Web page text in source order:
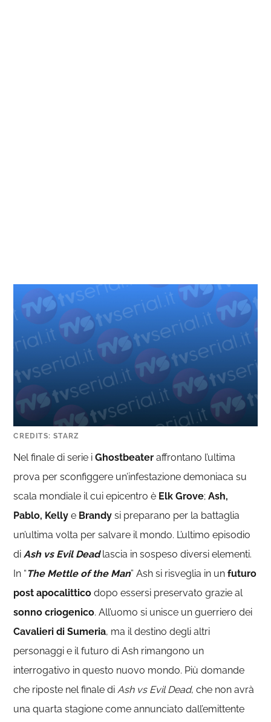
CREDITS: STARZ
Nel finale di serie iGhostbeater affrontano l’ultima
prova per sconfiggere un’infestazione demoniaca su
scala mondiale il cui epicentro è Elk Grove;Ash,
Pablo, Kellye Brandy si preparano per la battaglia
un’ultima volta per salvare il mondo. L’ultimo episodio
diAsh vs Evil Deadlascia in sospeso diversi elementi.
In “The Mettle of the Man” Ash si risveglia in unfuturo
post apocalittico dopo essersi preservato grazie al
sonno criogenico. All’uomo si unisce un guerriero dei
Cavalieri di Sumeria, ma il destino degli altri
personaggi e il futuro di Ash rimangono un
interrogativo in questo nuovo mondo. Più domande
che riposte nel finale diAsh vs Evil Dead, che non avrà
una quarta stagione come annunciato dall’emittente